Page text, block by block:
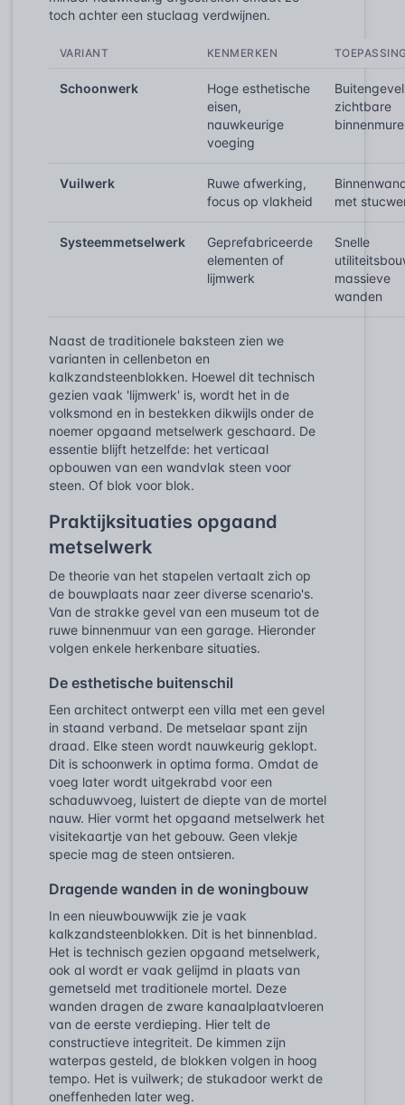
toch achter een stuclaag verdwijnen.
VARIANT KENMERKEN
Schoonwerk
Hoge esthetische
eisen,
nauwkeurige
voeging
zichtbare
Vuilwerk
Ruwe afwerking,
focus op vlakheid
met
Systeemmetselwerk
Geprefabriceerde
elementen of
lijmwerk
Snelle
massieve
wanden
Naast de traditionele baksteen zien we
varianten in cellenbeton en
kalkzandsteenblokken. Hoewel dit technisch
gezien vaak 'lijmwerk' is, wordt het in de
volksmond en in bestekken dikwijls onder de
noemer opgaand metselwerk geschaard. De
essentie blijft hetzelfde: het verticaal
opbouwen van een wandvlak steen voor
steen. Of blok voor blok.
Praktijksituaties opgaand
metselwerk
De theorie van het stapelen vertaalt zich op
de bouwplaats naar zeer diverse scenario's.
Van de strakke gevel van een museum tot de
ruwe binnenmuur van een garage. Hieronder
volgen enkele herkenbare situaties.
De esthetische buitenschil
Een architect ontwerpt een villa met een gevel
in staand verband. De metselaar spant zijn
draad. Elke steen wordt nauwkeurig geklopt.
Dit is schoonwerk in optima forma. Omdat de
voeg later wordt uitgekrabd voor een
schaduwvoeg, luistert de diepte van de mortel
nauw. Hier vormt het opgaand metselwerk het
visitekaartje van het gebouw. Geen vlekje
specie mag de steen ontsieren.
Dragende wanden in de woningbouw
In een nieuwbouwwijk zie je vaak
kalkzandsteenblokken. Dit is het binnenblad.
Het is technisch gezien opgaand metselwerk,
ook al wordt er vaak gelijmd in plaats van
gemetseld met traditionele mortel. Deze
wanden dragen de zware kanaalplaatvloeren
van de eerste verdieping. Hier telt de
constructieve integriteit. De kimmen zijn
waterpas gesteld, de blokken volgen in hoog
tempo. Het is vuilwerk; de stukadoor werkt de
oneffenheden later weg.